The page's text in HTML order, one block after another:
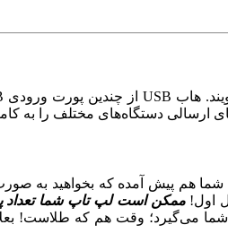
دستگاه‌های مختلف را به
شما هم پیش آمده که بخواهید به
اول!ممکن است لپ تاپ شما تعداد
شما می‌گیرد؛ وقت هم که